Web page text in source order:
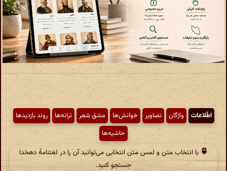
اطّلاعات واژگان تصاویر خوانش‌ها مشق شعر ترانه‌ها
روند بازدیدها
حاشیه‌ها
با انتخاب متن و لمس متن انتخابی می‌توانید آن را در لغتنامهٔ دهخدا
جستجو کنید.